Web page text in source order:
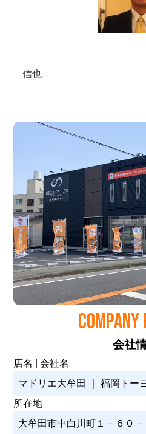
COMPANY
会社
店名 | 会社名
マドリエ大牟田 ｜ 福岡トー
所在地
大牟田市中白川町１－６０－